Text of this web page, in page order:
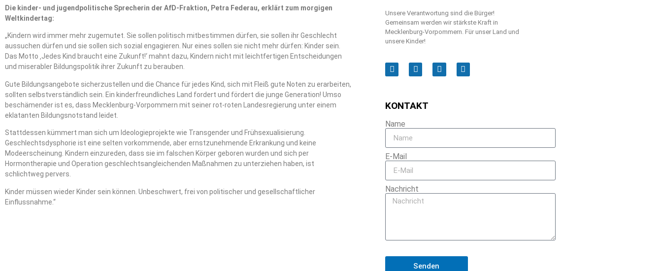
Die kinder- und jugendpolitische Sprecherin der AfD-Fraktion, Petra Federau, erklärt zum morgigen
Weltkindertag:
„Kindern wird immer mehr zugemutet. Sie sollen politisch mitbestimmen dürfen, sie sollen ihr Geschlecht
aussuchen dürfen und sie sollen sich sozial engagieren. Nur eines sollen sie nicht mehr dürfen: Kinder sein.
Das Motto ‚Jedes Kind braucht eine Zukunft!‘ mahnt dazu, Kindern nicht mit leichtfertigen Entscheidungen
und miserabler Bildungspolitik ihrer Zukunft zu berauben.
Gute Bildungsangebote sicherzustellen und die Chance für jedes Kind, sich mit Fleiß gute Noten zu erarbeiten,
sollten selbstverständlich sein. Ein kinderfreundliches Land fordert und fördert die junge Generation! Umso
beschämender ist es, dass Mecklenburg-Vorpommern mit seiner rot-roten Landesregierung unter einem
eklatanten Bildungsnotstand leidet.
Stattdessen kümmert man sich um Ideologieprojekte wie Transgender und Frühsexualisierung.
Geschlechtsdysphorie ist eine selten vorkommende, aber ernstzunehmende Erkrankung und keine
Modeerscheinung. Kindern einzureden, dass sie im falschen Körper geboren wurden und sich per
Hormontherapie und Operation geschlechtsangleichenden Maßnahmen zu unterziehen haben, ist
schlichtweg pervers.
Kinder müssen wieder Kinder sein können. Unbeschwert, frei von politischer und gesellschaftlicher
Einflussnahme.“
Unsere Verantwortung sind die Bürger!
Gemeinsam werden wir stärkste Kraft in
Mecklenburg-Vorpommern. Für unser Land und
unsere Kinder!
KONTAKT
Name
E-Mail
Nachricht
Senden